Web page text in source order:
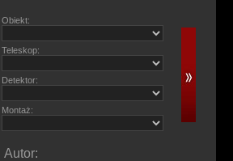
Obiekt:
Teleskop:
Detektor:
Montaż:
Autor: